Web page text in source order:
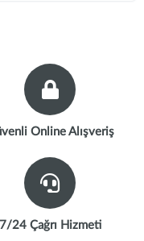
Online Alışveriş
7/24 Çağrı Hizmeti